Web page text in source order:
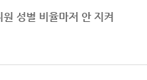
성별 비율마저 안 지켜